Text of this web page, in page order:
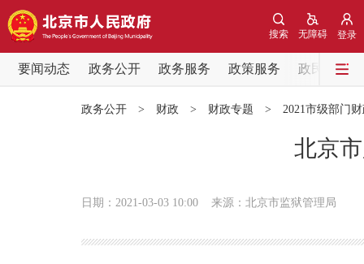
登录
无障碍
搜索
要闻动态 政务公开 政务服务 政策服务
政民互动
政务公开 > 财政 > 财政专题 > 2021市级部门
北京
日期：2021-03-03 10:00 来源：北京市监狱管理局